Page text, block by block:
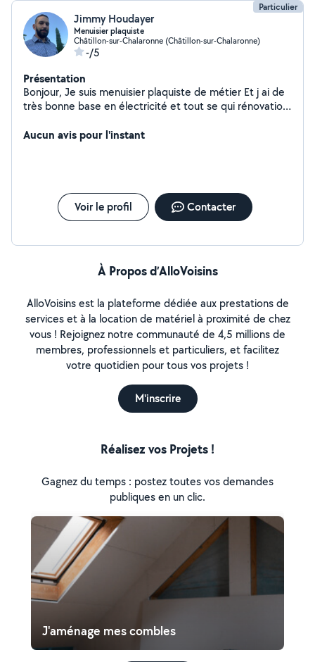
Particulier
Jimmy Houdayer
Menuisier plaquiste
Châtillon-sur-Chalaronne (Châtillon-sur-Chalaronne)
-/5
Présentation
Bonjour, Je suis menuisier plaquiste de métier Et j ai de
très bonne base en électricité et tout se qui rénovation
Aucun avis pour l'instant
Voir le profil Contacter
À Propos d’AlloVoisins
AlloVoisins est la plateforme dédiée aux prestations de
services et à la location de matériel à proximité de chez
vous ! Rejoignez notre communauté de 4,5 millions de
membres, professionnels et particuliers, et facilitez
votre quotidien pour tous vos projets !
M'inscrire
Réalisez vos Projets !
Gagnez du temps : postez toutes vos demandes
publiques en un clic.
J'aménage mes combles